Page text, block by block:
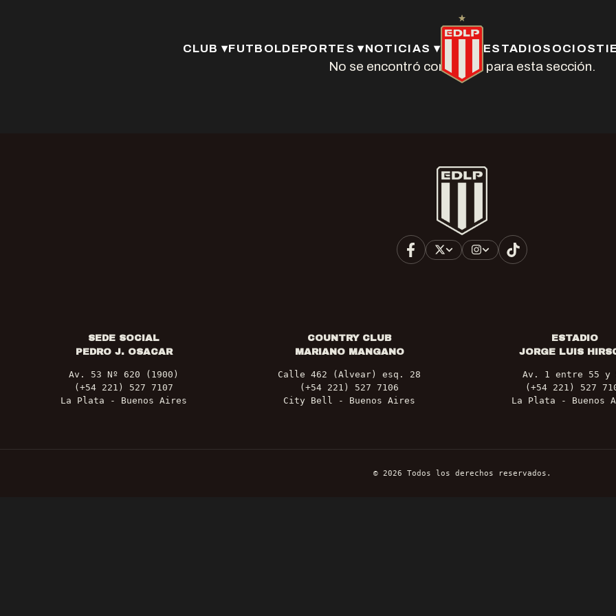
CLUB ▾FUTBOLDEPORTES ▾NOTICIAS ▾ ESTADIOSOCIOS
No se encontró contenido para esta sección.
SEDE SOCIAL
PEDRO J. OSACAR
Av. 53 Nº 620 (1900)
(+54 221) 527 7107
La Plata - Buenos Aires
COUNTRY CLUB
MARIANO MANGANO
Calle 462 (Alvear) esq. 28
(+54 221) 527 7106
City Bell - Buenos Aires
ESTADIO
JORGE LUIS
Av. 1 entre 55 y
(+54 221) 527
La Plata - Buenos
© 2026 Todos los derechos reservados.